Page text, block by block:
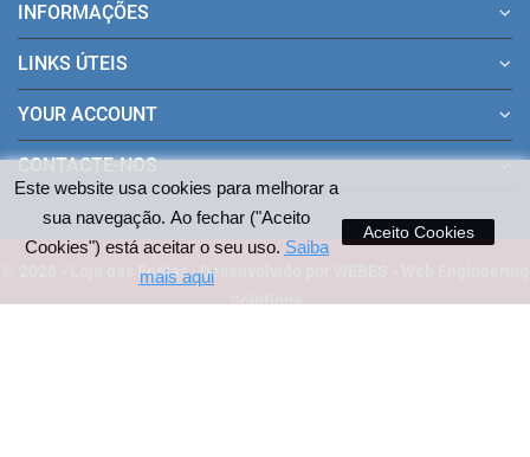
Este website usa cookies para melhorar a
sua navegação. Ao fechar ("Aceito
Cookies") está aceitar o seu uso. Saiba
mais aqui
Aceito Cookies
INFORMAÇÕES
LINKS ÚTEIS
YOUR ACCOUNT
CONTACTE-NOS
© 2026 - Loja das Festas | Desenvolvido por WEBES - Web Engineering
Solutions